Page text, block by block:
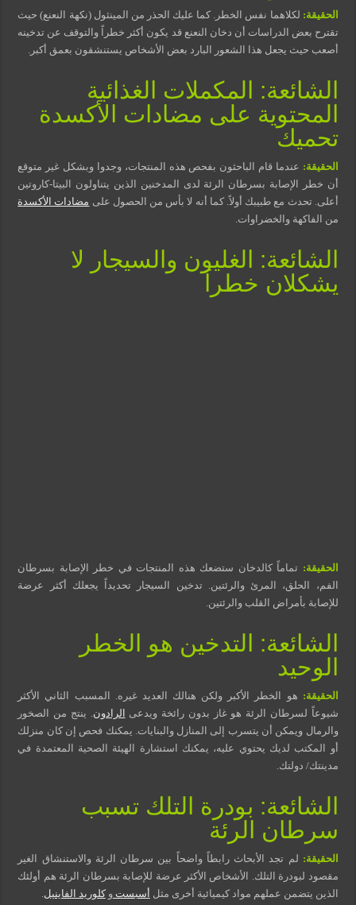
الحقيقة: لكلاهما نفس الخطر. كما عليك الحذر من المينثول (نكهة النعنع) حيث
تقترح بعض الدراسات أن دخان النعنع قد يكون أكثر خطراً والتوقف عن تدخينه
أصعب حيث يجعل هذا الشعور البارد بعض الأشخاص يستنشقون بعمق أكبر.
الشائعة: المكملات الغذائية
المحتوية على مضادات الأكسدة
تحميك
الحقيقة: عندما قام الباحثون بفحص هذه المنتجات، وجدوا وبشكل غير متوقع
أن خطر الإصابة بسرطان الرئة لدى المدخنين الذين يتناولون البيتا-كاروتين
أعلى. تحدث مع طبيبك أولاً. كما أنه لا بأس من الحصول على مضادات الأكسدة
من الفاكهة والخضراوات.
الشائعة: الغليون والسيجار لا
يشكلان خطراَ
الحقيقة: تماماً كالدخان ستضعك هذه المنتجات في خطر الإصابة بسرطان
الفم، الحلق، المرئ والرئتين. تدخين السيجار تحديداً يجعلك أكثر عرضة
للإصابة بأمراض القلب والرئتين.
الشائعة: التدخين هو الخطر
الوحيد
الحقيقة: هو الخطر الأكبر ولكن هنالك العديد غيره. المسبب الثاني الأكثر
شيوعاً لسرطان الرئة هو غاز بدون رائخة ويدعى
الرادون. ينتج من الصخور
والرمال ويمكن أن يتسرب إلى المنازل والبنايات. يمكنك فحص إن كان منزلك
أو المكتب لديك يحتوي عليه، يمكنك استشارة الهيئة الصحية المعتمدة في
مدينتك/ دولتك.
الشائعة: بودرة التلك تسبب
سرطان الرئة
الحقيقة: لم تجد الأبحاث رابطاً واضحاً بين سرطان الرئة والاستنشاق الغير
مقصود لبودرة التلك. الأشخاص الأكثر عرضة للإصابة بسرطان الرئة هم أولئك
الذين يتضمن عملهم مواد كيميائية أخرى مثل أسبستوكلوريد الفاينيل.